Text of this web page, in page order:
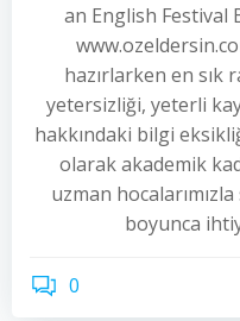
an English Festival
hazırlarken en sık
yetersizliği, yeterli
hakkındaki bilgi
olarak akademik
uzman
boyunca
0